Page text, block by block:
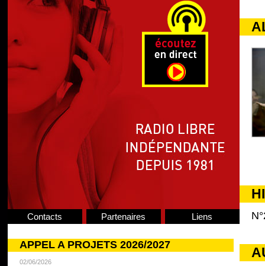
Contacts Partenaires Liens
APPEL A PROJETS 2026/2027
02/06/2026